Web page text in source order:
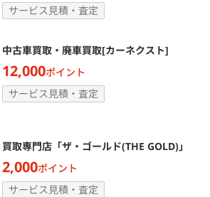
サービス見積・査定
中古車買取・廃車買取[カーネクスト]
12,000ポイント
サービス見積・査定
買取専門店「ザ・ゴールド(THE GOLD)」
2,000ポイント
サービス見積・査定